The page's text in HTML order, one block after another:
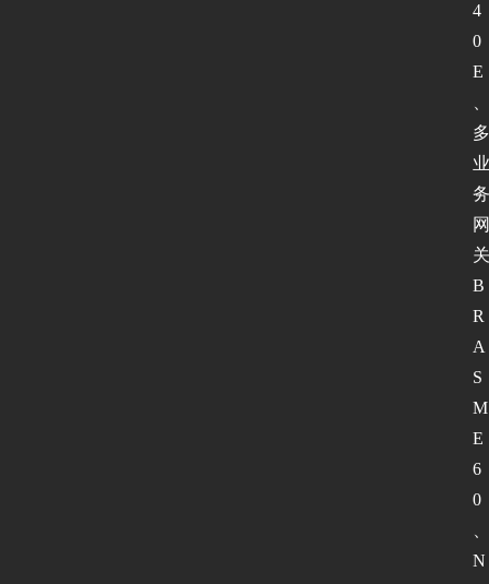
4
0
E
多
业
务
网
关
B
R
A
S
M
E
6
0
N